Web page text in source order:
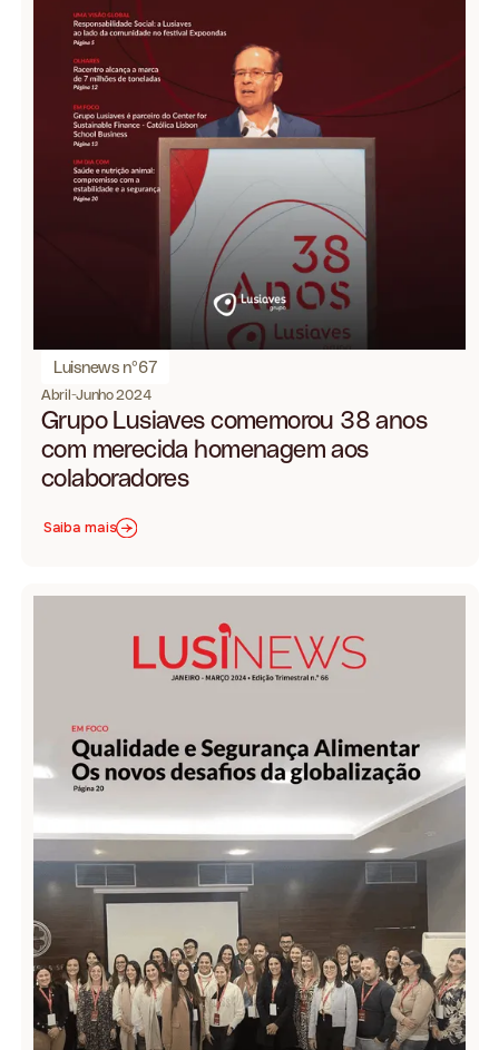
Luisnews nº67
Abril-Junho 2024
Grupo Lusiaves comemorou 38 anos
com merecida homenagem aos
colaboradores
Saiba mais